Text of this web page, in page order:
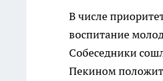
В числе
воспитание
Собеседники
Пекином